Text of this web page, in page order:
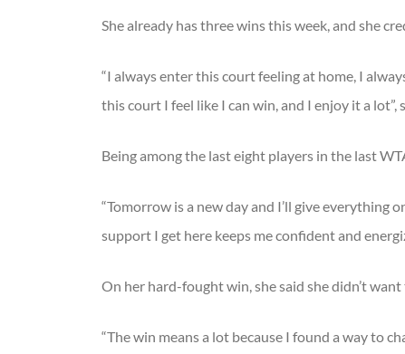
She already has three wins this week, and she
“I always enter this court feeling at home, I
this court I feel like I can win, and I enjoy it a
Being among the last eight players in the last
“Tomorrow is a new day and I’ll give
support I get here keeps me confident and
On her hard-fought win, she said she didn’t
“The win means a lot because I found a way to